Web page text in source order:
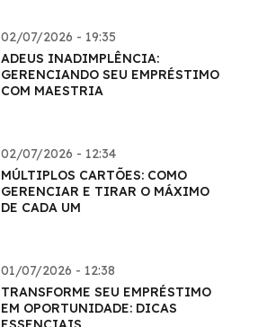
02/07/2026 - 19:35
ADEUS INADIMPLÊNCIA:
GERENCIANDO SEU EMPRÉSTIMO
COM MAESTRIA
02/07/2026 - 12:34
MÚLTIPLOS CARTÕES: COMO
GERENCIAR E TIRAR O MÁXIMO
DE CADA UM
01/07/2026 - 12:38
TRANSFORME SEU EMPRÉSTIMO
EM OPORTUNIDADE: DICAS